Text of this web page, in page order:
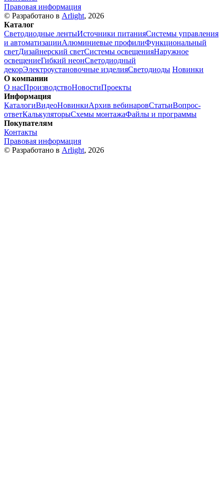
Правовая информация
© Разработано в Arlight, 2026
Каталог
Светодиодные лентыИсточники питанияСистемы управления
и автоматизацииАлюминиевые профилиФункциональный
светДизайнерский светСистемы освещенияНаружное
освещениеГибкий неонСветодиодный
декорЭлектроустановочные изделияСветодиоды Новинки
О компании
О насПроизводствоНовостиПроекты
Информация
КаталогиВидеоНовинкиАрхив вебинаровСтатьиВопрос-
ответКалькуляторыСхемы монтажаФайлы и программы
Покупателям
Контакты
Правовая информация
© Разработано в Arlight, 2026